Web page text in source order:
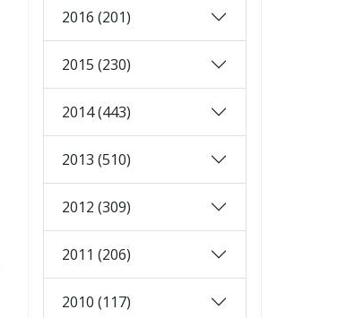
2016 (201)
2015 (230)
2014 (443)
2013 (510)
2012 (309)
2011 (206)
2010 (117)